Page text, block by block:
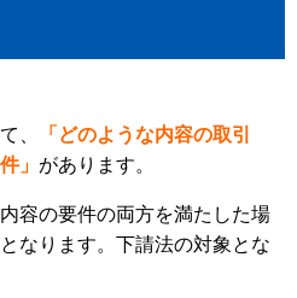
、
「どのような内容の取引
」 があります。
容の要件の両方を満たした場
なります。下請法の対象とな